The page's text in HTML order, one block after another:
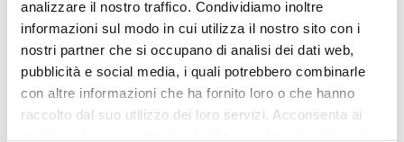
analizzare il nostro traffico. Condividiamo inoltre
informazioni sul modo in cui utilizza il nostro sito con i
nostri partner che si occupano di analisi dei dati web,
pubblicità e social media, i quali potrebbero combinarle
con altre informazioni che ha fornito loro o che hanno
raccolto dal suo utilizzo dei loro servizi. Acconsenta ai
I possibili sviluppi di una cooperazione congiunta sono:
1) Un posto permanente al tavolo con tutte le parti
interessate alla ricerca di un approccio proattivo e
costruttivo.